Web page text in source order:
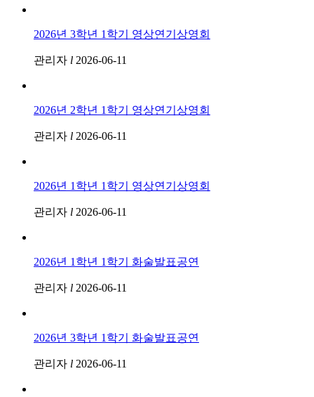
2026년 3학년 1학기 영상연기상영회
관리자 l 2026-06-11
2026년 2학년 1학기 영상연기상영회
관리자 l 2026-06-11
2026년 1학년 1학기 영상연기상영회
관리자 l 2026-06-11
2026년 1학년 1학기 화술발표공연
관리자 l 2026-06-11
2026년 3학년 1학기 화술발표공연
관리자 l 2026-06-11